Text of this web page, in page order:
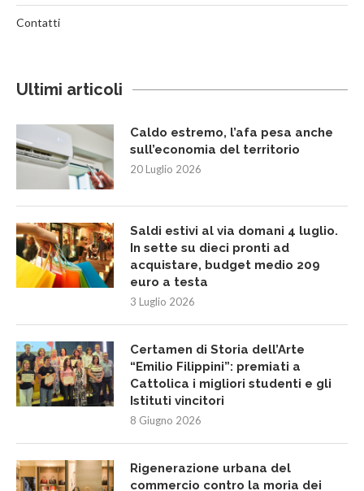
Contatti
Ultimi articoli
Caldo estremo, l’afa pesa anche
sull’economia del territorio
20 Luglio 2026
Saldi estivi al via domani 4 luglio.
In sette su dieci pronti ad
acquistare, budget medio 209
euro a testa
3 Luglio 2026
Certamen di Storia dell’Arte
“Emilio Filippini”: premiati a
Cattolica i migliori studenti e gli
Istituti vincitori
8 Giugno 2026
Rigenerazione urbana del
commercio contro la moria dei